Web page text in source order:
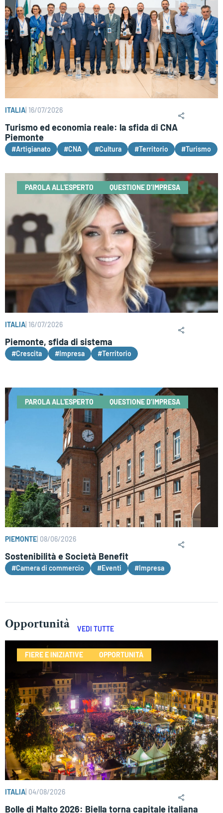
ITALIA 16/07/2026
Turismo ed economia reale: la sfida di CNA
Piemonte
#Artigianato #CNA #Cultura #Territorio #Turismo
PAROLA ALL'ESPERTO QUESTIONE D’IMPRESA
ITALIA 16/07/2026
Piemonte, sfida di sistema
#Crescita #Impresa #Territorio
PAROLA ALL'ESPERTO QUESTIONE D’IMPRESA
PIEMONTE 08/06/2026
Sostenibilità e Società Benefit
#Camera di commercio #Eventi #Impresa
Opportunità VEDI TUTTE
FIERE E INIZIATIVE OPPORTUNITÀ
ITALIA 04/08/2026
Bolle di Malto 2026: Biella torna capitale italiana